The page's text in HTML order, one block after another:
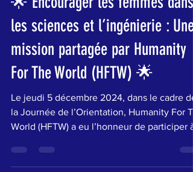
🌟 Encourager les femmes dans
les sciences et l’ingénierie : Une
mission partagée par Humanity
For The World (HFTW) 🌟
Le jeudi 5 décembre 2024, dans le cadre de
la Journée de l’Orientation, Humanity For